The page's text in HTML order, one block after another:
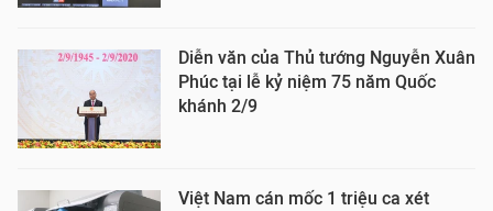
Diễn văn của Thủ tướng Nguyễn Xuân
Phúc tại lễ kỷ niệm 75 năm Quốc
khánh 2/9
Việt Nam cán mốc 1 triệu ca xét